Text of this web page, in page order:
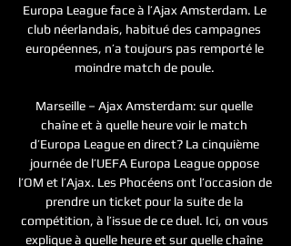
Europa League face à l’Ajax Amsterdam. Le
club néerlandais, habitué des campagnes
européennes, n’a toujours pas remporté le
moindre match de poule.
Marseille – Ajax Amsterdam: sur quelle
chaîne et à quelle heure voir le match
d’Europa League en direct? La cinquième
journée de l’UEFA Europa League oppose
l’OM et l’Ajax. Les Phocéens ont l’occasion de
prendre un ticket pour la suite de la
compétition, à l’issue de ce duel. Ici, on vous
explique à quelle heure et sur quelle chaîne